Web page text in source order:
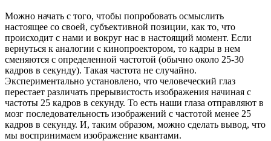
Можно начать с того, чтобы попробовать осмыслить
настоящее со своей, субъективной позиции, как то, что
происходит с нами и вокруг нас в настоящий момент. Если
вернуться к аналогии с кинопроектором, то кадры в нем
сменяются с определенной частотой (обычно около 25-30
кадров в секунду). Такая частота не случайно.
Экспериментально установлено, что человеческий глаз
перестает различать прерывистость изображения начиная с
частоты 25 кадров в секунду. То есть наши глаза отправляют в
мозг последовательность изображений с частотой менее 25
кадров в секунду. И, таким образом, можно сделать вывод, что
мы воспринимаем изображение квантами.